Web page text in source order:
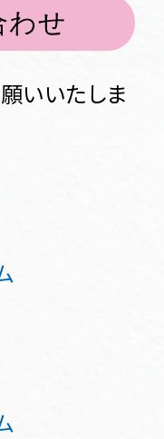
わせ
いいたしま